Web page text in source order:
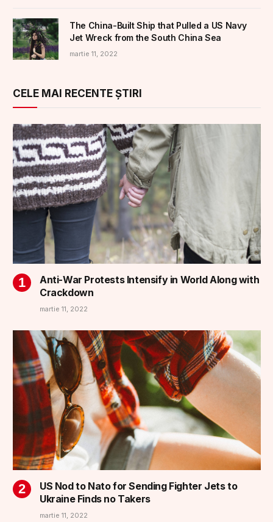
The China-Built Ship that Pulled a US Navy
Jet Wreck from the South China Sea
martie 11, 2022
CELE MAI RECENTE ȘTIRI
Anti-War Protests Intensify in World Along with
Crackdown
martie 11, 2022
US Nod to Nato for Sending Fighter Jets to
Ukraine Finds no Takers
martie 11, 2022